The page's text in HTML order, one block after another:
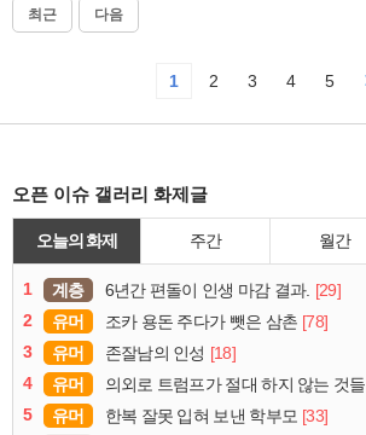
최근 다음
1 2 3 4 5
오픈 이슈 갤러리 화제글
오늘의 화제 주간 월간
1 계층 6년간 편돌이 인생 마감 결과. [29]
2
유머 조카 용돈 주다가 뺏은 삼촌 [78]
3
유머 존잘남의 인성 [18]
4
유머 의외로 트럼프가 절대 하지 않는 것들
5
유머 한복 잘못 입혀 보낸 학부모 [33]